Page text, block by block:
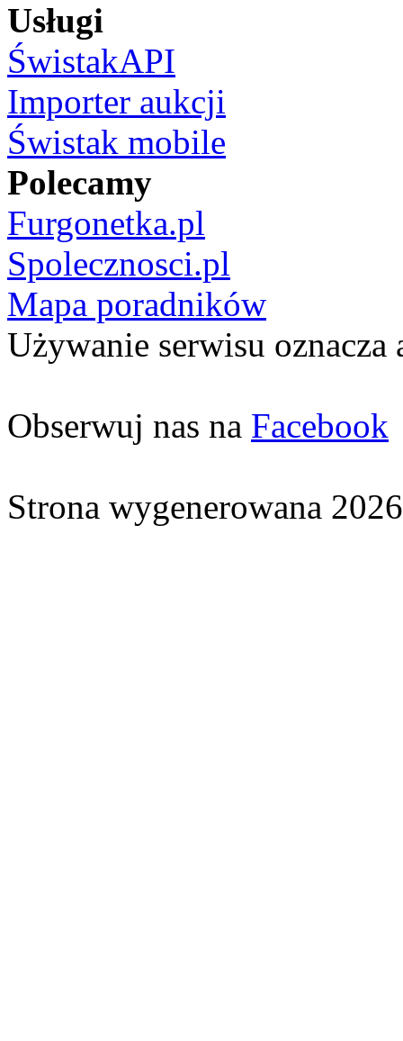
Usługi
ŚwistakAPI
Importer aukcji
Świstak mobile
Polecamy
Furgonetka.pl
Spolecznosci.pl
Mapa poradników
Używanie serwisu oznacza
Obserwuj nas na Facebook
Strona wygenerowana